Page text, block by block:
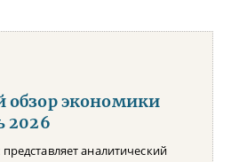
обзор экономики
2026
аналитический